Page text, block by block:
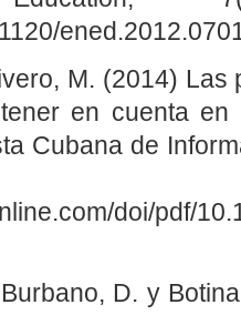
M. (2014) Las
en cuenta
Cubana de
doi/pdf/
D. y